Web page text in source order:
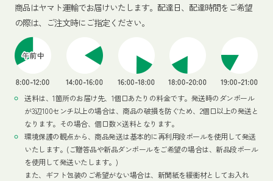
商品はヤマト運輸でお届けいたします。 配達日、配達時間をご希望
の際は、ご注文時にご指定ください。
送料は、1箇所のお届け先、1個口あたりの料金です。発送時のダンボール
が3辺100センチ以上の場合は、商品の破損を防ぐため、2個口以上の発送と
なります。その場合、個口数×送料となります。
環境保護の観点から、商品発送は基本的に再利用段ボールを使用して発送
いたします。(ご贈答品や新品ダンボールをご希望の場合は、新品段ボール
を使用して発送いたします。)
また、ギフト包装のご希望がない場合は、新聞紙を緩衝材としてお入れ